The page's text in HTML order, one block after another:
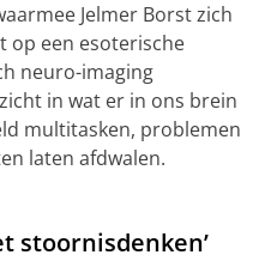
Jelmer Borst zich
op een esoterische
neuro-imaging
in wat er in ons brein
multitasken, problemen
laten afdwalen.
stoornisdenken’